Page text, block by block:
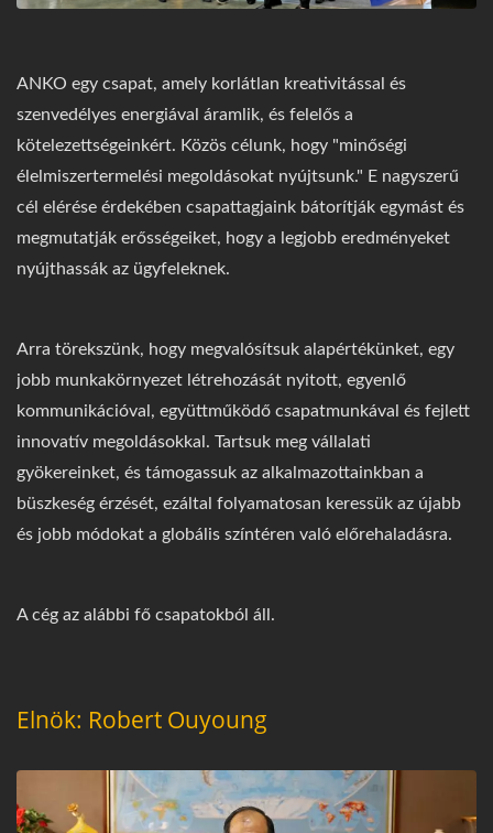
ANKO egy csapat, amely korlátlan kreativitással és
szenvedélyes energiával áramlik, és felelős a
kötelezettségeinkért. Közös célunk, hogy "minőségi
élelmiszertermelési megoldásokat nyújtsunk." E nagyszerű
cél elérése érdekében csapattagjaink bátorítják egymást és
megmutatják erősségeiket, hogy a legjobb eredményeket
nyújthassák az ügyfeleknek.
Arra törekszünk, hogy megvalósítsuk alapértékünket, egy
jobb munkakörnyezet létrehozását nyitott, egyenlő
kommunikációval, együttműködő csapatmunkával és fejlett
innovatív megoldásokkal. Tartsuk meg vállalati
gyökereinket, és támogassuk az alkalmazottainkban a
büszkeség érzését, ezáltal folyamatosan keressük az újabb
és jobb módokat a globális színtéren való előrehaladásra.
A cég az alábbi fő csapatokból áll.
Elnök: Robert Ouyoung